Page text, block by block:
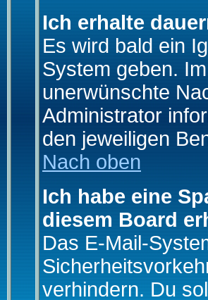
Ich erhalte
Es wird bald ein
System geben.
unerwünschte
Administrator
den jeweiligen
Nach oben
Ich habe eine
diesem Board
Das E-Mail-
verhindern. Du